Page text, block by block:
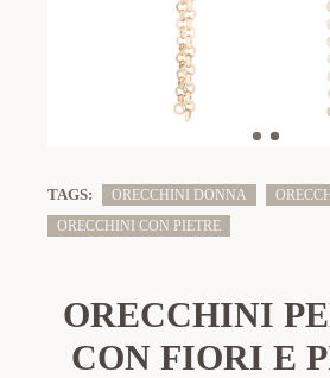
TAGS: ORECCHINI DONNA
ORECCHINI CON PIETRE
ORECCHINI
CON FIORI E